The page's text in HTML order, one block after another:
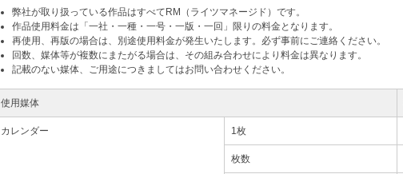
弊社が取り扱っている作品はすべてRM（ライツマネージド）です。
作品使用料金は「一社・一種・一号・一版・一回」限りの料金となります。
再使用、再版の場合は、別途使用料金が発生いたします。必ず事前にご連絡ください。
回数、媒体等が複数にまたがる場合は、その組み合わせにより料金は異なります。
記載のない媒体、ご用途につきましてはお問い合わせください。
使用媒体
カレンダー 1枚
枚数